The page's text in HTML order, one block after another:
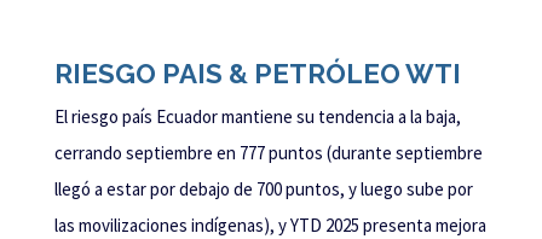
RIESGO PAIS & PETRÓLEO WTI
El riesgo país Ecuador mantiene su tendencia a la baja,
cerrando septiembre en 777 puntos (durante septiembre
llegó a estar por debajo de 700 puntos, y luego sube por
las movilizaciones indígenas), y YTD 2025 presenta mejora